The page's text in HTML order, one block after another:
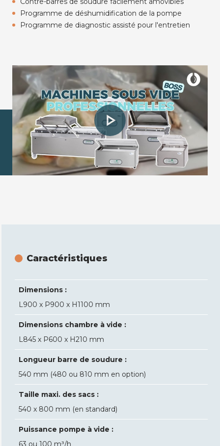
Programme de déshumidification de la pompe
Programme de diagnostic assisté pour l'entretien
Caractéristiques
Dimensions :
L900 x P900 x H1100 mm
Dimensions chambre à vide :
L845 x P600 x H210 mm
Longueur barre de soudure :
540 mm (480 ou 810 mm en option)
Taille maxi. des sacs :
540 x 800 mm (en standard)
Puissance pompe à vide :
63 ou 100 m³/h